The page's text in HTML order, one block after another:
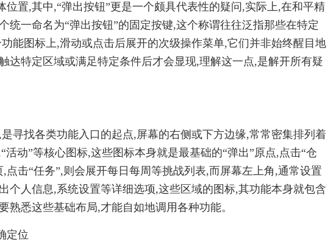
位置,其中,“弹出按钮”更是一个颇具代表性的疑问,实际上,在和平精
统一命名为“弹出按钮”的固定按键,这个称谓往往泛指那些在特定
能图标上,滑动或点击后展开的次级操作菜单,它们并非始终醒目地
达特定区域或满足特定条件后才会显现,理解这一点,是解开所有疑
寻找各类功能入口的起点,屏幕的右侧或下方边缘,常常密集排列着
活动”等核心图标,这些图标本身就是最基础的“弹出”原点,点击“仓
点击“任务”,则会展开每日每周等挑战列表,而屏幕左上角,通常设置
个人信息,系统设置等详细选项,这些区域的图标,其功能本身就包含
熟悉这些基础布局,才能自如地调用各种功能。
定位